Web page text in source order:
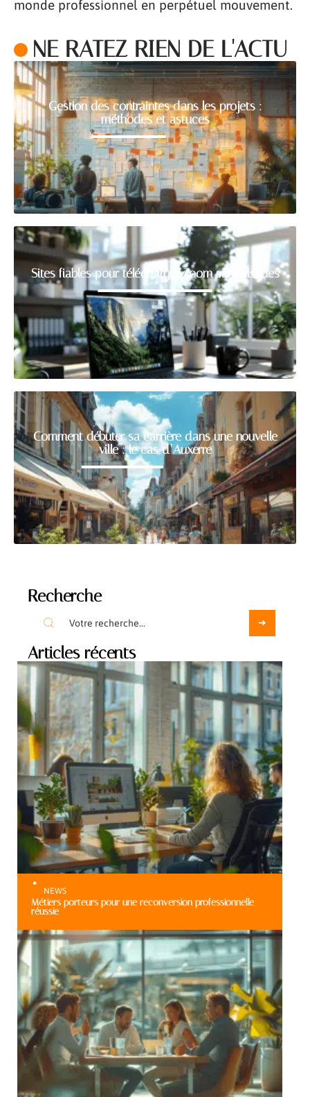
monde professionnel en perpétuel mouvement.
NE RATEZ RIEN DE L'ACTU
Gestion des contraintes dans les projets :
méthodes et astuces
Sites fiables pour télécharger Zoom sans risques
Comment débuter sa carrière dans une nouvelle
ville : le cas d’Auxerre
Recherche
Articles récents
NEWS
Métiers porteurs pour une reconversion professionnelle
réussie